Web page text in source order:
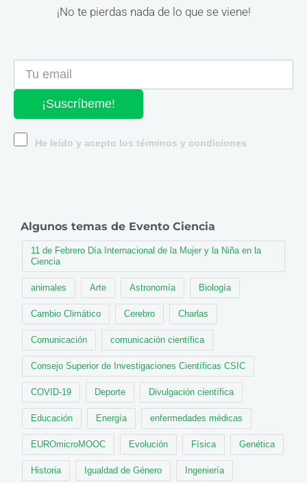
¡No te pierdas nada de lo que se viene!
¡Suscríbeme!
He leído y acepto los términos y condiciones
Algunos temas de Evento Ciencia
11 de Febrero Día Internacional de la Mujer y la Niña en la
Ciencia
animales Arte Astronomía Biología
Cambio Climático Cerebro Charlas
Comunicación comunicación científica
Consejo Superior de Investigaciones Científicas CSIC
COVID-19 Deporte Divulgación científica
Educación Energía enfermedades médicas
EUROmicroMOOC Evolución Física Genética
Historia Igualdad de Género Ingeniería